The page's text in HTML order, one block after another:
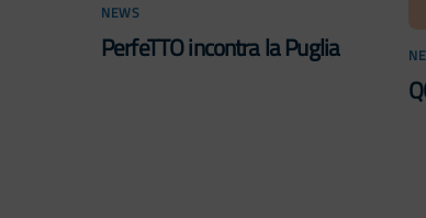
NEWS
PerfeTTO incontra la Puglia